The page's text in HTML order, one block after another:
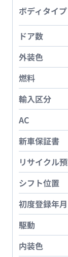
ボディタイプ
ドア数
外装色
燃料
輸入区分
AC
新車保証書
リサイクル
シフト位置
初度登録年月
駆動
内装色